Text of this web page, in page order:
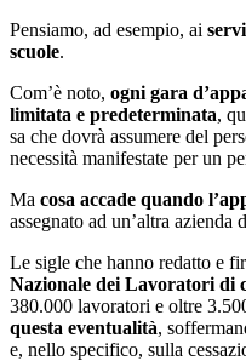
Pensiamo, ad esempio, ai
scuole.
Com’è noto, ogni gara
limitata e predeterminata,
sa che dovrà assumere del
necessità manifestate per un
Ma cosa accade quando
assegnato ad un’altra
Le sigle che hanno redatto e
Nazionale dei Lavoratori di
380.000 lavoratori e oltre
questa eventualità,
e, nello specifico, sulla